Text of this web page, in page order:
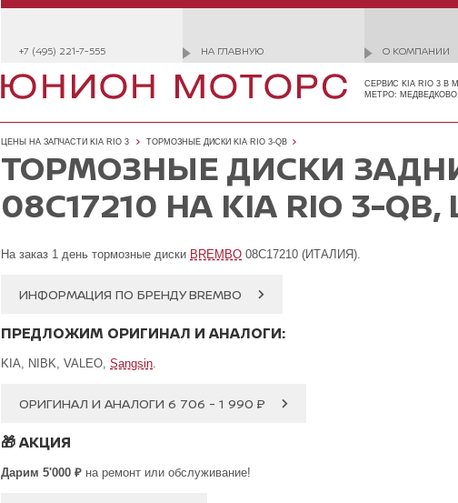
+7 (495) 221-7-555 НА ГЛАВНУЮ О КОМПАНИИ
СЕРВИС KIA RIO 3 В
МЕТРО:
ЦЕНЫ НА ЗАПЧАСТИ KIA RIO 3 ТОРМОЗНЫЕ ДИСКИ KIA RIO 3-QB
ТОРМОЗНЫЕ ДИСКИ
08C17210 НА KIA RIO 3-
На заказ 1 день тормозные диски BREMBO 08C17210 (ИТАЛИЯ).
ИНФОРМАЦИЯ ПО БРЕНДУ BREMBO
ПРЕДЛОЖИМ ОРИГИНАЛ И АНАЛОГИ:
KIA, NIBK, VALEO, Sangsin.
ОРИГИНАЛ И АНАЛОГИ 6 706 - 1 990 ₽
🎁АКЦИЯ
Дарим 5'000 ₽ на ремонт или обслуживание!